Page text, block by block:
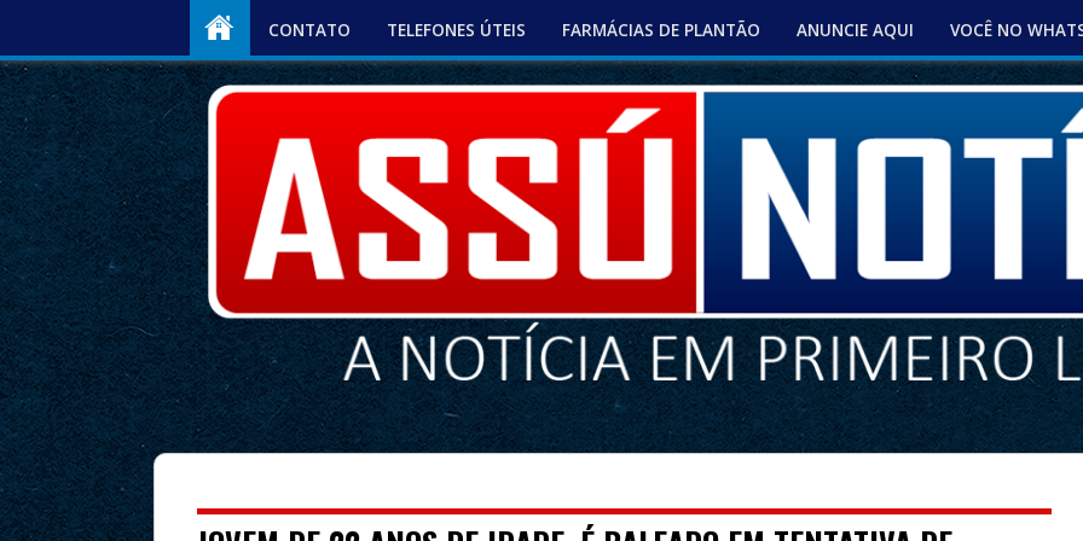
CONTATO TELEFONES ÚTEIS FARMÁCIAS DE PLANTÃO ANUNCIE AQUI VOCÊ NO